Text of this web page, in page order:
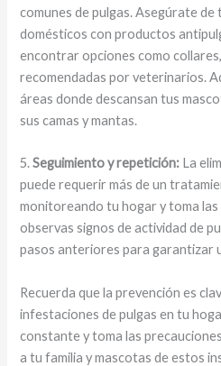
comunes de pulgas. Asegúrate
domésticos con productos
encontrar opciones como
recomendadas por veterinarios.
áreas donde descansan tus
sus camas y mantas.
5.Seguimiento y repetición: La
puede requerir más de un
monitoreando tu hogar y toma las
observas signos de actividad de
pasos anteriores para garantizar
Recuerda que la prevención es
infestaciones de pulgas en tu
constante y toma las
a tu familia y mascotas de estos